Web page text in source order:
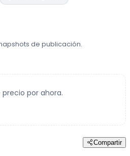
de publicación.
por ahora.
Compartir